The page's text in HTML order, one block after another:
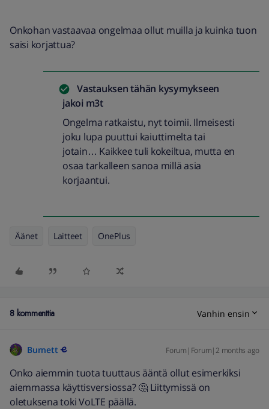
Onkohan vastaavaa ongelmaa ollut muilla ja kuinka tuon
saisi korjattua?
Vastauksen tähän kysymykseen
jakoi m3t
Ongelma ratkaistu, nyt toimii. Ilmeisesti
joku lupa puuttui kaiuttimelta tai
jotain… Kaikkee tuli kokeiltua, mutta en
osaa tarkalleen sanoa millä asia
korjaantui.
Äänet Laitteet OnePlus
8 kommenttia Vanhin ensin
Burnett Forum|Forum|2 months ago
Onko aiemmin tuota tuuttaus ääntä ollut esimerkiksi
aiemmassa käyttisversiossa? 🤔 Liittymissä on
oletuksena toki VoLTE päällä.